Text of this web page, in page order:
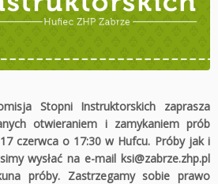
Stopni Instruktorskich zaprasza
otwieraniem i zamykaniem prób
czerwca o 17:30 w Hufcu. Próby jak i
wysłać na e-mail ksi@zabrze.zhp.pl
próby. Zastrzegamy sobie prawo